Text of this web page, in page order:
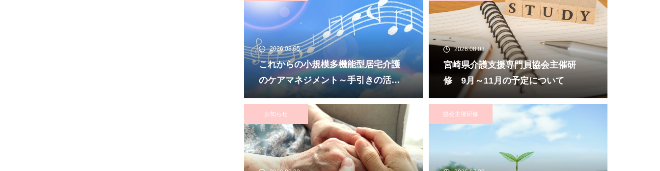
2026.08.05
これからの小規模多機能型居宅介護
のケアマネジメント～手引きの活用
と実践から学ぶ、利用者・家族・地
域を支える力～ 受講者の募集につ
いて
2026.08.03
宮崎県介護支援専門員協会主催研
修 9月～11月の予定について
お知らせ 協会主催研修